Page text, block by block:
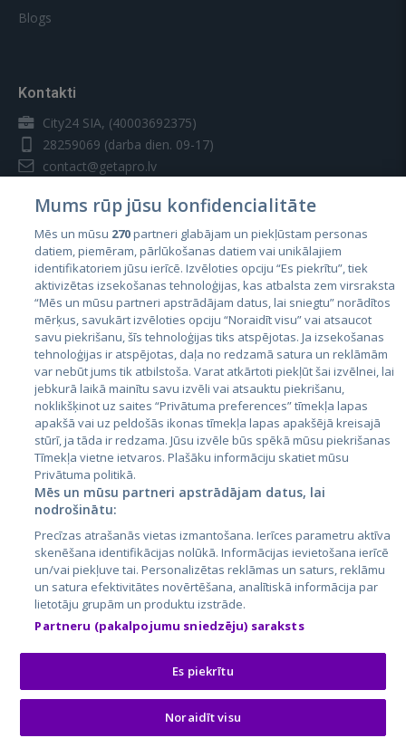
Blogs
Kontakti
City24 SIA, (40003692375)
28259069 (darba dien. 09-17)
contact@getapro.lv
Valstis
Igaunija
Latvija
Lietuva
City24.lv
City24.ee
GetaPro.lv
GetaPro.ee
Skelbiu.lt
Autoplius.lt
Aruodas.lt
CVbankas.lt
Kainos.lt
Paslaugos.lt
auto24.ee
Osta.ee
KuldneBörs.ee
Mums rūp jūsu konfidencialitāte
Mēs un mūsu 270partneri glabājam un piekļūstam personas
datiem, piemēram, pārlūkošanas datiem vai unikālajiem
identifikatoriem jūsu ierīcē. Izvēloties opciju “Es piekrītu”, tiek
aktivizētas izsekošanas tehnoloģijas, kas atbalsta zem virsraksta
“Mēs un mūsu partneri apstrādājam datus, lai sniegtu” norādītos
mērķus, savukārt izvēloties opciju “Noraidīt visu” vai atsaucot
savu piekrišanu, šīs tehnoloģijas tiks atspējotas. Ja izsekošanas
tehnoloģijas ir atspējotas, daļa no redzamā satura un reklāmām
var nebūt jums tik atbilstoša. Varat atkārtoti piekļūt šai izvēlnei, lai
jebkurā laikā mainītu savu izvēli vai atsauktu piekrišanu,
noklikšķinot uz saites “Privātuma preferences” tīmekļa lapas
apakšā vai uz peldošās ikonas tīmekļa lapas apakšējā kreisajā
stūrī, ja tāda ir redzama. Jūsu izvēle būs spēkā mūsu piekrišanas
Tīmekļa vietne ietvaros. Plašāku informāciju skatiet mūsu
Privātuma politikā.
Mēs un mūsu partneri apstrādājam datus, lai
nodrošinātu:
Precīzas atrašanās vietas izmantošana. Ierīces parametru aktīva
skenēšana identifikācijas nolūkā. Informācijas ievietošana ierīcē
un/vai piekļuve tai. Personalizētas reklāmas un saturs, reklāmu
un satura efektivitātes novērtēšana, analītiskā informācija par
lietotāju grupām un produktu izstrāde.
Partneru (pakalpojumu sniedzēju) saraksts
Es piekrītu
Noraidīt visu